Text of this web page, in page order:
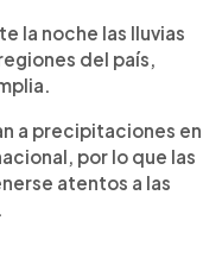
la noche las lluvias
del país,
a precipitaciones en
por lo que las
atentos a las